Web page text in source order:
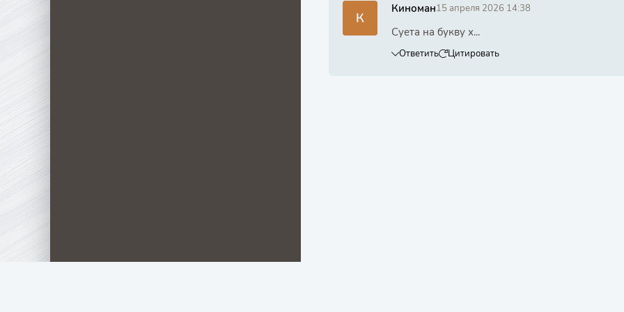
К
Киноман15 апреля 2026 14:38
Суета на букву х...
Ответить Цитировать